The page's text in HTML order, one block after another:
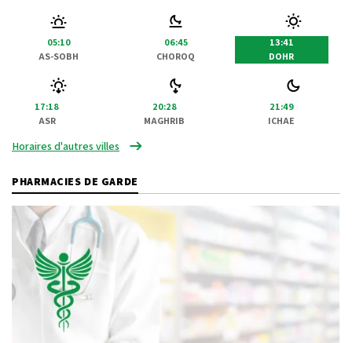
05:10
AS-SOBH
06:45
CHOROQ
13:41
DOHR
17:18
ASR
20:28
MAGHRIB
21:49
ICHAE
Horaires d'autres villes
PHARMACIES DE GARDE